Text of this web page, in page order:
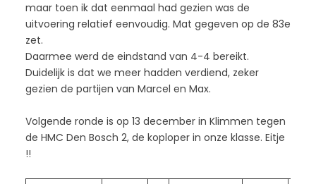
maar toen ik dat eenmaal had gezien was de
uitvoering relatief eenvoudig. Mat gegeven op de 83e
zet.
Daarmee werd de eindstand van 4-4 bereikt.
Duidelijk is dat we meer hadden verdiend, zeker
gezien de partijen van Marcel en Max.
Volgende ronde is op 13 december in Klimmen tegen
de HMC Den Bosch 2, de koploper in onze klasse. Eitje
!!